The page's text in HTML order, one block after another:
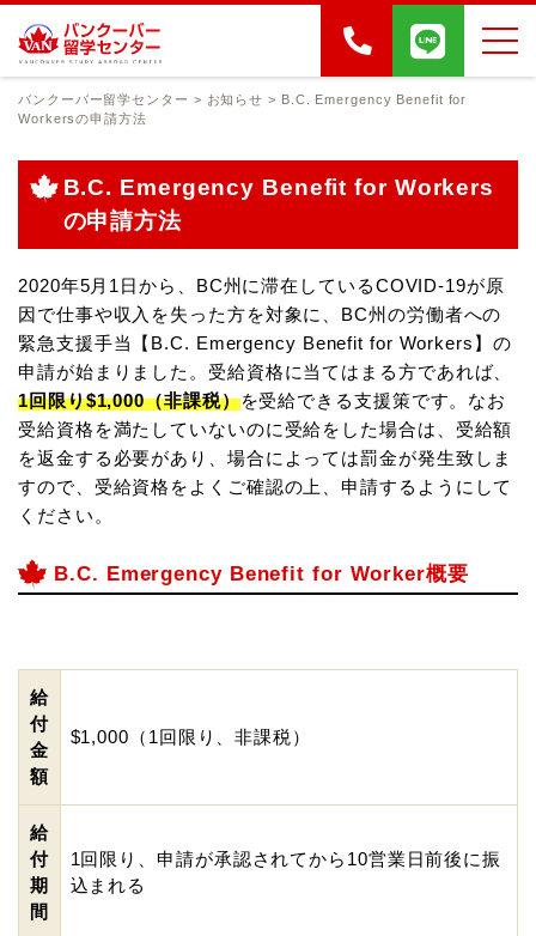
バンクーバー留学センター > お知らせ > B.C. Emergency Benefit for
Workersの申請方法
B.C. Emergency Benefit for Workers
の申請方法
2020年5月1日から、BC州に滞在しているCOVID-19が原
因で仕事や収入を失った方を対象に、BC州の労働者への
緊急支援手当【B.C. Emergency Benefit for Workers】の
申請が始まりました。受給資格に当てはまる方であれば、
1回限り$1,000（非課税）を受給できる支援策です。なお
受給資格を満たしていないのに受給をした場合は、受給額
を返金する必要があり、場合によっては罰金が発生致しま
すので、受給資格をよくご確認の上、申請するようにして
ください。
B.C. Emergency Benefit for Worker概要
給
付
金
額
$1,000（1回限り、非課税）
給
付
期
間
1回限り、申請が承認されてから10営業日前後に振
込まれる